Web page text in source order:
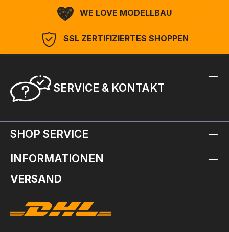
WE LOVE MODELLBAU
SSL ZERTIFIZIERTES SHOPPEN
SERVICE & KONTAKT
SHOP SERVICE
INFORMATIONEN
VERSAND